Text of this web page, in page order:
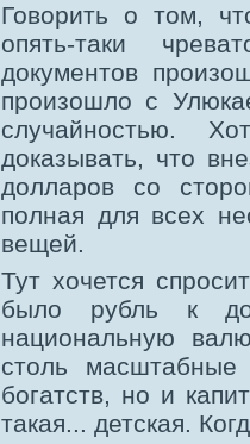
Говорить о том,
опять-таки
документов
произошло с
случайностью.
доказывать, что
долларов со
полная для всех
вещей.
Тут хочется
было рубль к
национальную
столь
богатств, но и
такая... детская.